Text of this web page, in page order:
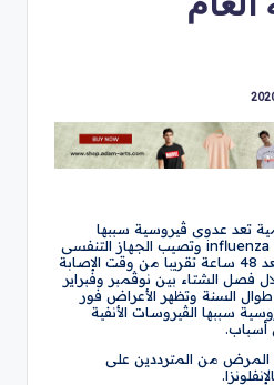
تعد عدوى ڤيروسية سببها
ڤيروس الإنفلونزا فقط influenza virus وتصيب الجهاز التنفسى
حيث تبدأ الأعراض بالظهور بعد 48 ساعة تقريبا من وقت الإصابة
فصل الشتاء بين نوڤمبر وفبراير
طوال السنة وتظهر الأعراض فور
سببها الڤيروسات الأنفية
من المترددين على